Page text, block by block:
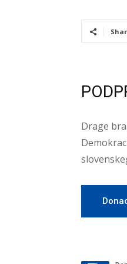
Drage